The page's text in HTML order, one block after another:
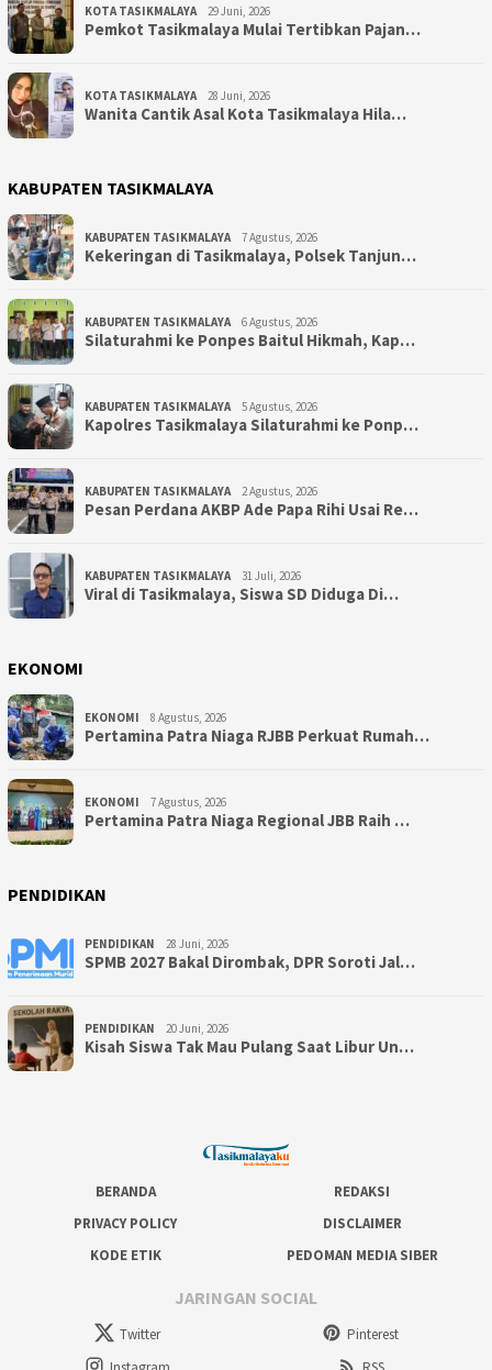
KOTA TASIKMALAYA 29 Juni, 2026
Pemkot Tasikmalaya Mulai Tertibkan Pajan…
KOTA TASIKMALAYA 28 Juni, 2026
Wanita Cantik Asal Kota Tasikmalaya Hila…
KABUPATEN TASIKMALAYA
KABUPATEN TASIKMALAYA 7 Agustus, 2026
Kekeringan di Tasikmalaya, Polsek Tanjun…
KABUPATEN TASIKMALAYA 6 Agustus, 2026
Silaturahmi ke Ponpes Baitul Hikmah, Kap…
KABUPATEN TASIKMALAYA 5 Agustus, 2026
Kapolres Tasikmalaya Silaturahmi ke Ponp…
KABUPATEN TASIKMALAYA 2 Agustus, 2026
Pesan Perdana AKBP Ade Papa Rihi Usai Re…
KABUPATEN TASIKMALAYA 31 Juli, 2026
Viral di Tasikmalaya, Siswa SD Diduga Di…
EKONOMI
EKONOMI 8 Agustus, 2026
Pertamina Patra Niaga RJBB Perkuat Rumah…
EKONOMI 7 Agustus, 2026
Pertamina Patra Niaga Regional JBB Raih …
PENDIDIKAN
PENDIDIKAN 28 Juni, 2026
SPMB 2027 Bakal Dirombak, DPR Soroti Jal…
PENDIDIKAN 20 Juni, 2026
Kisah Siswa Tak Mau Pulang Saat Libur Un…
BERANDA
REDAKSI
PRIVACY POLICY
DISCLAIMER
KODE ETIK
PEDOMAN MEDIA SIBER
JARINGAN SOCIAL
Twitter
Pinterest